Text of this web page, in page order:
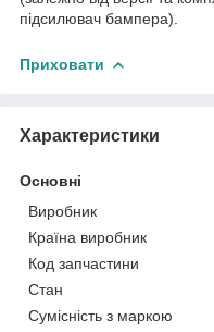
підсилювач бампера).
Приховати
Характеристики
Основні
Виробник
Країна виробник
Код запчастини
Стан
Сумісність з маркою